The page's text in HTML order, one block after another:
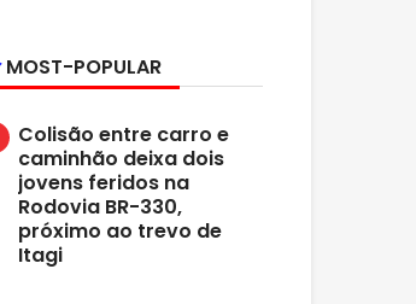
MOST-POPULAR
Colisão entre carro e
caminhão deixa dois
jovens feridos na
Rodovia BR-330,
próximo ao trevo de
Itagi